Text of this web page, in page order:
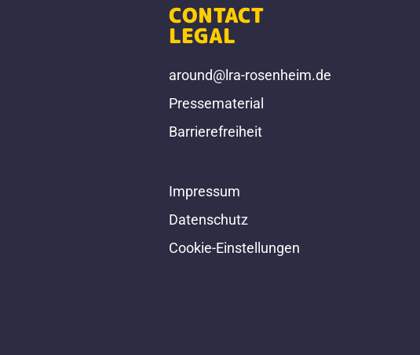
CONTACT
LEGAL
around@lra-rosenheim.de
Pressematerial
Barrierefreiheit
Impressum
Datenschutz
Cookie-Einstellungen